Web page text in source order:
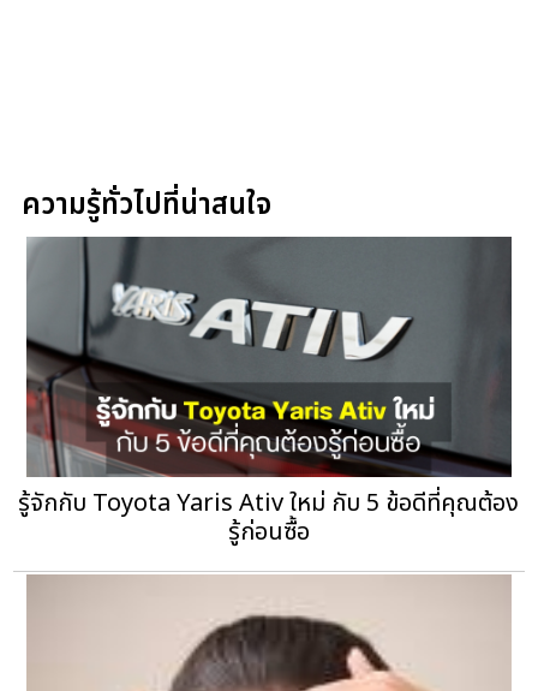
ความรู้ทั่วไปที่น่าสนใจ
รู้จักกับ Toyota Yaris Ativ ใหม่ กับ 5 ข้อดีที่คุณต้อง
รู้ก่อนซื้อ